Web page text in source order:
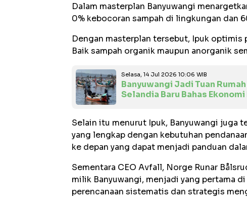
Dalam masterplan Banyuwangi
0% kebocoran sampah di lingkungan dan
Dengan masterplan tersebut, Ipuk optimis
Baik sampah organik maupun anorganik
Selasa, 14 Jul 2026 10:06 WIB
Banyuwangi Jadi Tuan
Selandia Baru Bahas Ekonomi
Selain itu menurut Ipuk, Banyuwangi juga
yang lengkap dengan kebutuhan
ke depan yang dapat menjadi panduan
Sementara CEO Avfall, Norge Runar
milik Banyuwangi, menjadi yang pertama
perencanaan sistematis dan strategis